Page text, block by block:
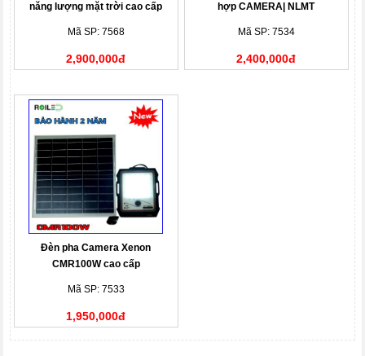
năng lượng mặt trời cao cấp
Mã SP: 7568
2,900,000đ
hợp CAMERA| NLMT
Mã SP: 7534
2,400,000đ
Đèn pha Camera Xenon
CMR100W cao cấp
Mã SP: 7533
1,950,000đ